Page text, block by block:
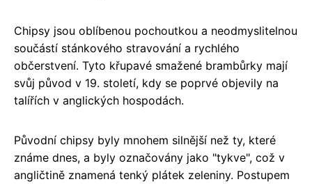
Chipsy jsou oblíbenou pochoutkou a neodmyslitelnou
součástí stánkového stravování a rychlého
občerstvení. Tyto křupavé smažené brambůrky mají
svůj původ v 19. století, kdy se poprvé objevily na
talířích v anglických hospodách.
Původní chipsy byly mnohem silnější než ty, které
známe dnes, a byly označovány jako "tykve", což v
angličtině znamená tenký plátek zeleniny. Postupem